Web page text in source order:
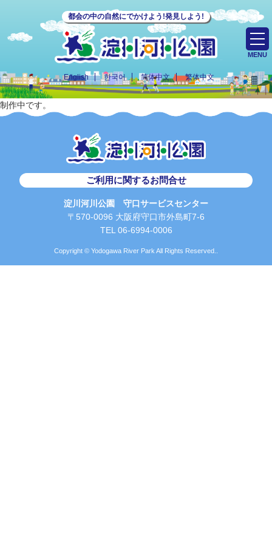
都会の中の自然にでかけよう!発見しよう!
English 한국어 简体中文 繁体中文
MENU
制作中です。
ご利用に関するお問合せ
淀川河川公園 守口サービスセンター
〒570-0096 大阪府守口市外島町7-6
TEL 06-6994-0006
Copyright © Yodogawa River Park All Rights Reserved..